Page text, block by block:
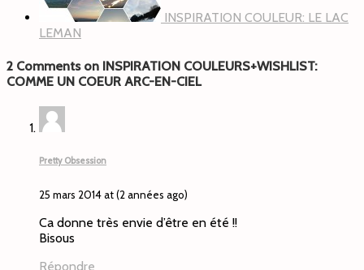
INSPIRATION COULEUR: LE LAC
LEMAN
2 Comments on INSPIRATION COULEURS+WISHLIST:
COMME UN COEUR ARC-EN-CIEL
Pretty Obsession
25 mars 2014 at (2 années ago)
Ca donne très envie d’être en été !!
Bisous
Répondre